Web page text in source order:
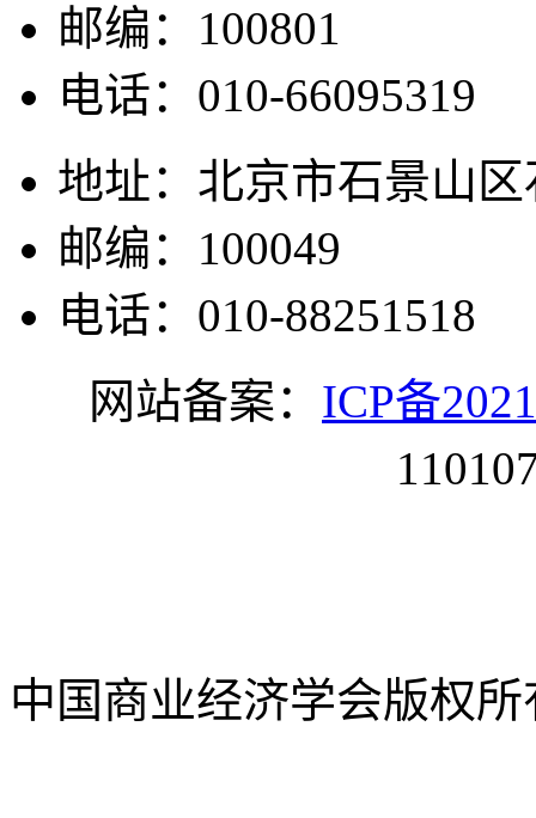
邮编：100801
电话：010-66095319
地址：北京市石景山
邮编：100049
电话：010-88251518
网站备案： ICP备
中国商业经济学会版权所